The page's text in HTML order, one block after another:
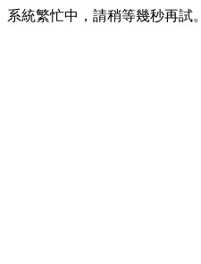
系統繁忙中，請稍等幾秒再試。